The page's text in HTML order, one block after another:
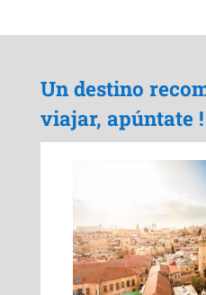
Un destino
viajar, apúntate !